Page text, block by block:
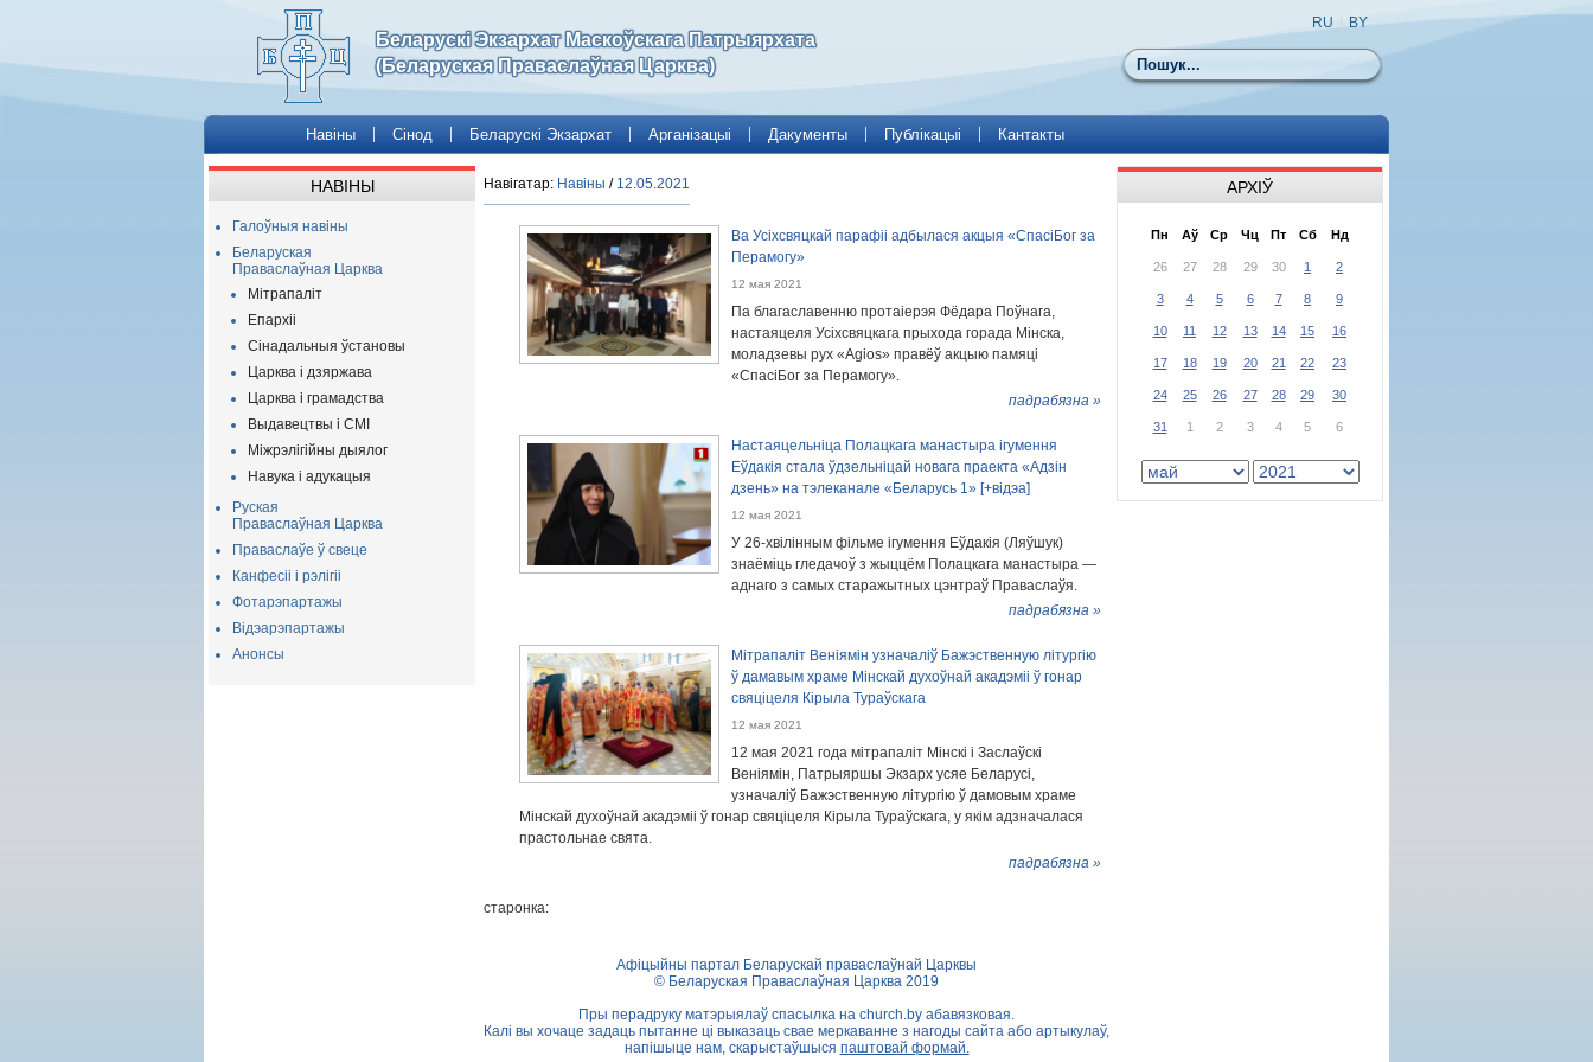
Беларускі Экзархат Маскоўскага Патрыярхата
(Беларуская Праваслаўная Царква)
Пошук
RU BY
Навіны Сінод Беларускі Экзархат Арганізацыі Дакументы Публікацыі Кантакты
НАВІНЫ
Галоўныя навіны
Беларуская
Праваслаўная Царква
Мітрапаліт
Епархіі
Сінадальныя ўстановы
Царква і дзяржава
Царква і грамадства
Выдавецтвы і СМІ
Міжрэлігійны дыялог
Навука і адукацыя
Руская
Праваслаўная Царква
Праваслаўе ў свеце
Канфесіі і рэлігіі
Фотарэпартажы
Відэарэпартажы
Анонсы
Навігатар: Навіны / 12.05.2021
Ва Усіхсвяцкай парафіі адбылася акцыя «СпасіБог за
Перамогу»
12 мая 2021
Па благаславенню протаіерэя Фёдара Поўнага,
настаяцеля Усіхсвяцкага прыхода горада Мінска,
моладзевы рух «Agios» правёў акцыю памяці
«СпасіБог за Перамогу».
падрабязна »
Настаяцельніца Полацкага манастыра ігумення
Еўдакія стала ўдзельніцай новага праекта «Адзін
дзень» на тэлеканале «Беларусь 1» [+відэа]
12 мая 2021
У 26-хвілінным фільме ігумення Еўдакія (Ляўшук)
знаёміць гледачоў з жыццём Полацкага манастыра —
аднаго з самых старажытных цэнтраў Праваслаўя.
падрабязна »
Мітрапаліт Веніямін узначаліў Бажэственную літургію
ў дамавым храме Мінскай духоўнай акадэміі ў гонар
свяціцеля Кірыла Тураўскага
12 мая 2021
12 мая 2021 года мітрапаліт Мінскі і Заслаўскі
Веніямін, Патрыяршы Экзарх усяе Беларусі,
узначаліў Бажэственную літургію ў дамовым храме
Мінскай духоўнай акадэміі ў гонар свяціцеля Кірыла Тураўскага, у якім адзначалася
прастольнае свята.
падрабязна »
старонка:
АРХІЎ
Пн Аў Ср Чц Пт Сб Нд
26 27 28 29 30 1 2
3 4 5 6 7 8 9
10 11 12 13 14 15 16
17 18 19 20 21 22 23
24 25 26 27 28 29 30
31 1 2 3 4 5 6
Афіцыйны партал Беларускай праваслаўнай Царквы
© Беларуская Праваслаўная Царква 2019
Пры перадруку матэрыялаў спасылка на church.by абавязковая.
Калі вы хочаце задаць пытанне ці выказаць свае меркаванне з нагоды сайта або артыкулаў,
напішыце нам, скарыстаўшыся паштовай формай.